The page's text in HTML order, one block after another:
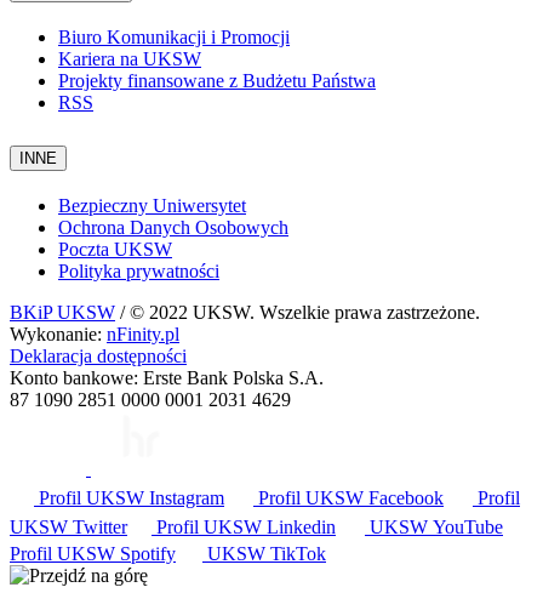
Biuro Komunikacji i Promocji
Kariera na UKSW
Projekty finansowane z Budżetu Państwa
RSS
INNE
Bezpieczny Uniwersytet
Ochrona Danych Osobowych
Poczta UKSW
Polityka prywatności
BKiP UKSW / © 2022 UKSW. Wszelkie prawa zastrzeżone.
Wykonanie: nFinity.pl
Deklaracja dostępności
Konto bankowe: Erste Bank Polska S.A.
87 1090 2851 0000 0001 2031 4629
Profil UKSW Instagram Profil UKSW Facebook
Profil
UKSW Twitter Profil UKSW Linkedin UKSW YouTube
Profil UKSW Spotify UKSW TikTok